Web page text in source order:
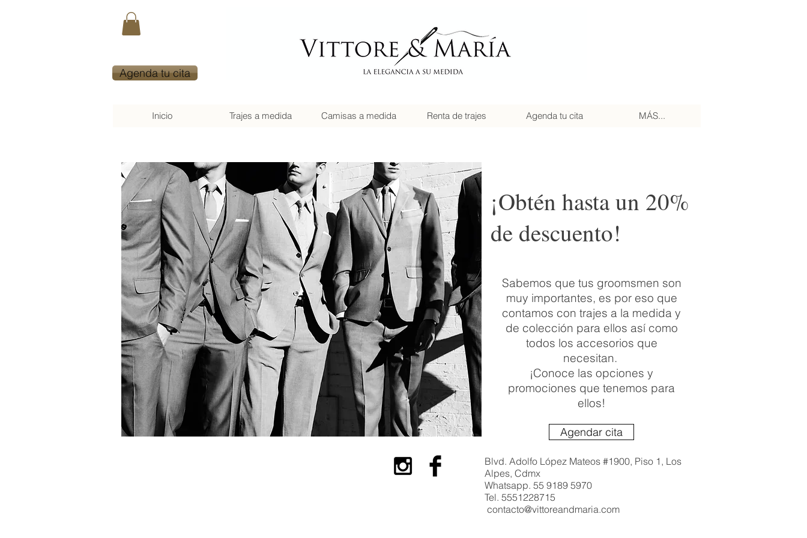
Inicio Trajes a medida Camisas a medida Renta de trajes Agenda tu cita MÁS...
Agenda tu cita
¡Obtén hasta un 20%
de descuento!
Sabemos que tus groomsmen son
muy importantes, es por eso que
contamos con trajes a la medida y
de colección para ellos así como
todos los accesorios que
necesitan.
¡Conoce las opciones y
promociones que tenemos para
ellos!
Agendar cita
Blvd. Adolfo López Mateos #1900, Piso 1, Los
Alpes, Cdmx
Whatsapp. 55 9189 5970
Tel. 5551228715
contacto@vittoreandmaria.com